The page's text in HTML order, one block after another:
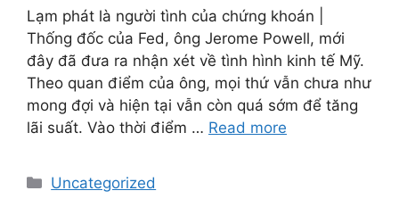
Lạm phát là người tình của chứng khoán |
Thống đốc của Fed, ông Jerome Powell, mới
đây đã đưa ra nhận xét về tình hình kinh tế Mỹ.
Theo quan điểm của ông, mọi thứ vẫn chưa như
mong đợi và hiện tại vẫn còn quá sớm để tăng
lãi suất. Vào thời điểm … Read more
Categories
Uncategorized